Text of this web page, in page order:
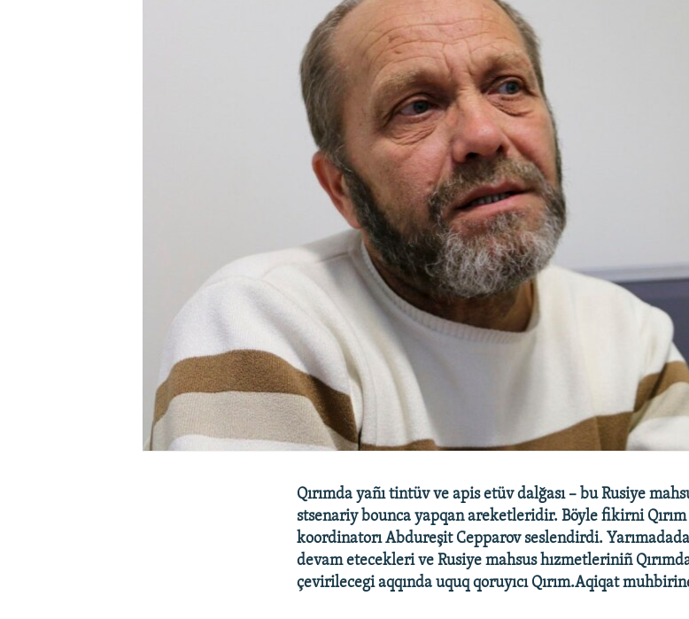
Qırımda yañı tintüv ve apis etüv dalğası – bu Rusiye
stsenariy bounca yapqan areketleridir. Böyle fikirni Qırım
koordinatorı Abdureşit Cepparov seslendirdi.
devam etecekleri ve Rusiye mahsus hızmetleriniñ
çevirilecegi aqqında uquq qoruyıcı Qırım.Aqiqat